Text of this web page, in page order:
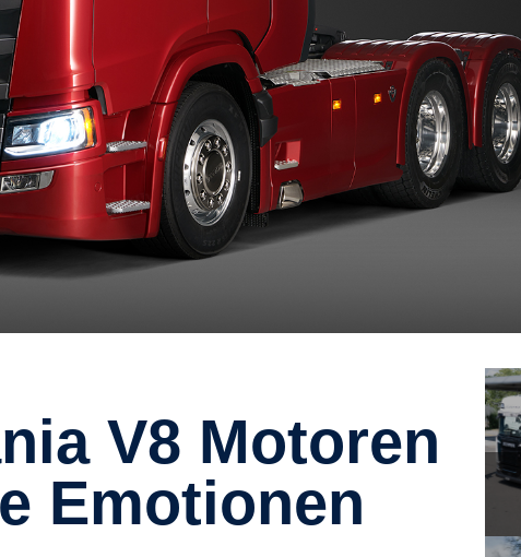
Emotionen